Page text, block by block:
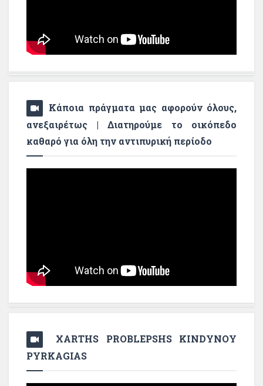
Κάποια πράγματα μας αφορούν όλους,
ανεξαιρέτως | Διατηρούμε το οικόπεδο
καθαρό για όλη την αντιπυρική περίοδο
XARTHS PROBLEPSHS KINDYNOY
PYRKAGIAS